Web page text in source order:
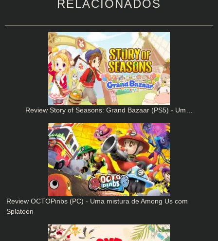
RELACIONADOS
Review Story of Seasons: Grand Bazaar (PS5) - Um…
Review OCTOPinbs (PC) - Uma mistura de Among Us com
Splatoon